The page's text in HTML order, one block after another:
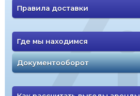
Правила доставки
Где мы находимся
Документооборот